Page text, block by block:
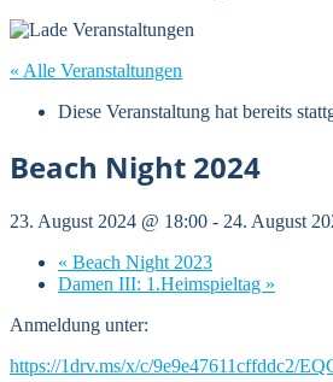
« Alle Veranstaltungen
Diese Veranstaltung hat bereits
Beach Night 2024
23. August 2024 @ 18:00 - 24. August
« Beach Night 2023
Damen III: 1.Heimspieltag »
Anmeldung unter:
https://1drv.ms/x/c/9e9e47611cffddc2/